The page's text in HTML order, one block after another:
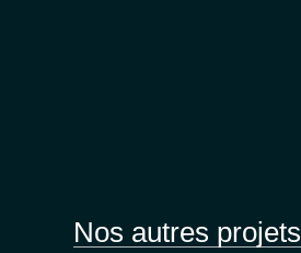
Nos autres projets